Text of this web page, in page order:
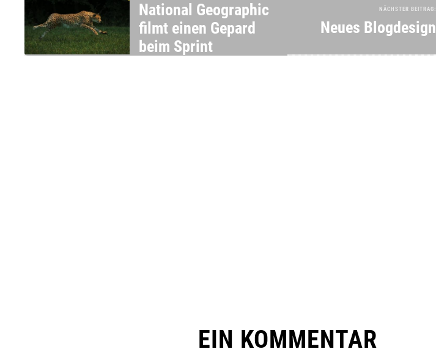
National Geographic
filmt einen Gepard
beim Sprint
NÄCHSTER BEITRAG:
Neues Blogdesign
EIN KOMMENTAR